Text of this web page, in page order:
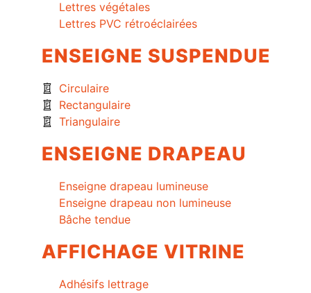
Lettres végétales
Lettres PVC rétroéclairées
ENSEIGNE SUSPENDUE
Circulaire
Rectangulaire
Triangulaire
ENSEIGNE DRAPEAU
Enseigne drapeau lumineuse
Enseigne drapeau non lumineuse
Bâche tendue
AFFICHAGE VITRINE
Adhésifs lettrage